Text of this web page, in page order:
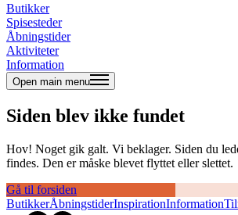
Butikker
Spisesteder
Åbningstider
Aktiviteter
Information
Open main menu
Siden blev ikke fundet
Hov! Noget gik galt. Vi beklager. Siden du
findes. Den er måske blevet flyttet eller slettet.
Gå til forsiden
ButikkerÅbningstiderInspirationInformation